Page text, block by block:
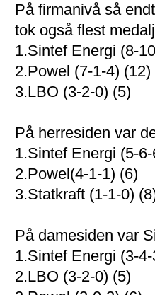
På firmanivå så
tok også flest
1.Sintef Energi (8-
2.Powel (7-1-4) (12)
3.LBO (3-2-0) (5)
På herresiden var
1.Sintef Energi (5-
2.Powel(4-1-1) (6)
3.Statkraft (1-1-0)
På damesiden var
1.Sintef Energi (3-
2.LBO (3-2-0) (5)